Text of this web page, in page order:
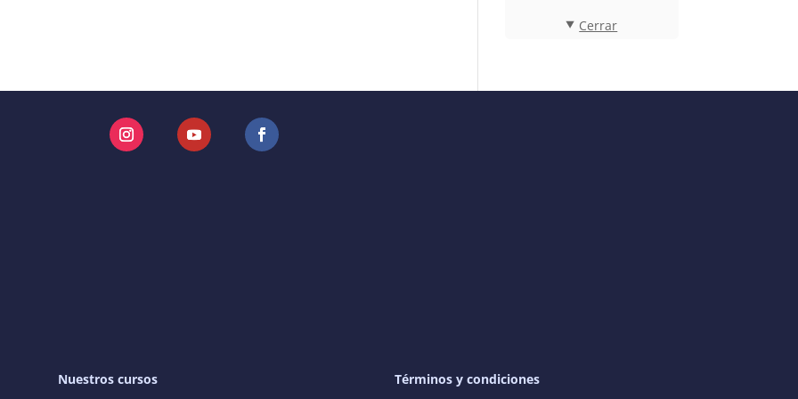
Cerrar
Instagram YouTube Facebook
Nuestros cursos Términos y condiciones